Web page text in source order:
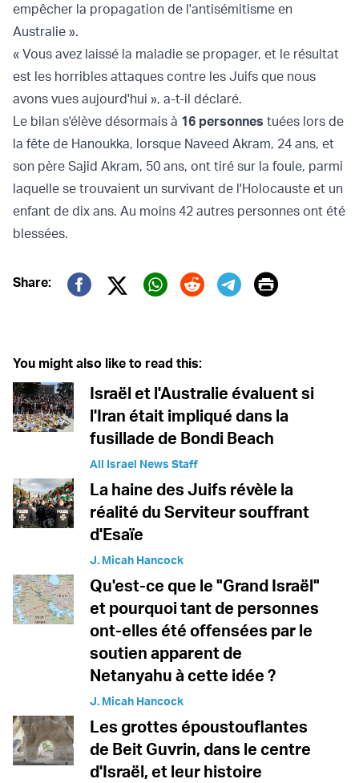
empêcher la propagation de l'antisémitisme en
Australie ».
« Vous avez laissé la maladie se propager, et le résultat
est les horribles attaques contre les Juifs que nous
avons vues aujourd'hui », a-t-il déclaré.
Le bilan s'élève désormais à 16 personnes tuées lors de
la fête de Hanoukka, lorsque Naveed Akram, 24 ans, et
son père Sajid Akram, 50 ans, ont tiré sur la foule, parmi
laquelle se trouvaient un survivant de l'Holocauste et un
enfant de dix ans. Au moins 42 autres personnes ont été
blessées.
Share:
Twitter (X)
Print
You might also like to read this:
Israël et l'Australie évaluent si
l'Iran était impliqué dans la
fusillade de Bondi Beach
All Israel News Staff
La haine des Juifs révèle la
réalité du Serviteur souffrant
d'Esaïe
J. Micah Hancock
Qu'est-ce que le "Grand Israël"
et pourquoi tant de personnes
ont-elles été offensées par le
soutien apparent de
Netanyahu à cette idée ?
J. Micah Hancock
Les grottes époustouflantes
de Beit Guvrin, dans le centre
d'Israël, et leur histoire